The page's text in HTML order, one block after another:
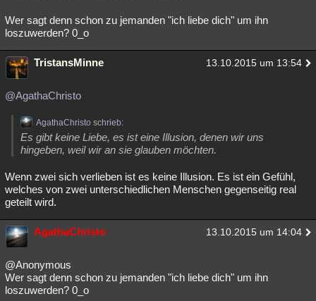
Wer sagt denn schon zu jemanden "ich liebe dich" um ihn
loszuwerden? 0_o
TristansMinne 13.10.2015 um 13:54
@AgathaChristo
AgathaChristo schrieb:
Es gibt keine Liebe, es ist eine Illusion, denen wir uns
hingeben, weil wir an sie glauben möchten.
Wenn zwei sich verlieben ist es keine Illusion. Es ist ein Gefühl,
welches von zwei unterschiedlichen Menschen gegenseitig real
geteilt wird.
AgathaChristo 13.10.2015 um 14:04
@Anonymous
Wer sagt denn schon zu jemanden "ich liebe dich" um ihn
loszuwerden? 0_o